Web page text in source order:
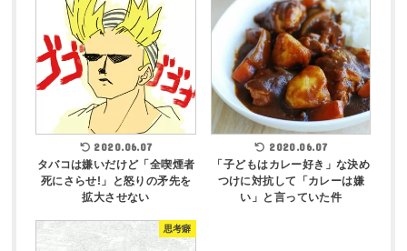
2020.06.07
タバコは嫌いだけど「全喫煙者
死にさらせ!」と怒りの矛先を
拡大させない
2020.06.07
「子どもはカレー好き」な決め
つけに対抗して「カレーは嫌
い」と言っていた件
思考癖